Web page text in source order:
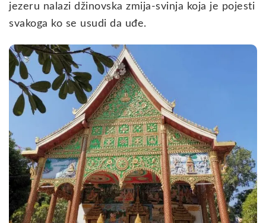
jezeru nalazi džinovska zmija-svinja koja je pojesti
svakoga ko se usudi da uđe.